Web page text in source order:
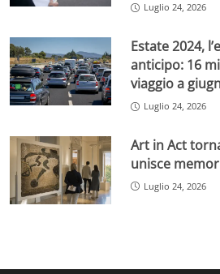
Luglio 24, 2026
Estate 2024,
anticipo: 16
viaggio a
Luglio 24, 2026
Art in Act
unisce
Luglio 24, 2026